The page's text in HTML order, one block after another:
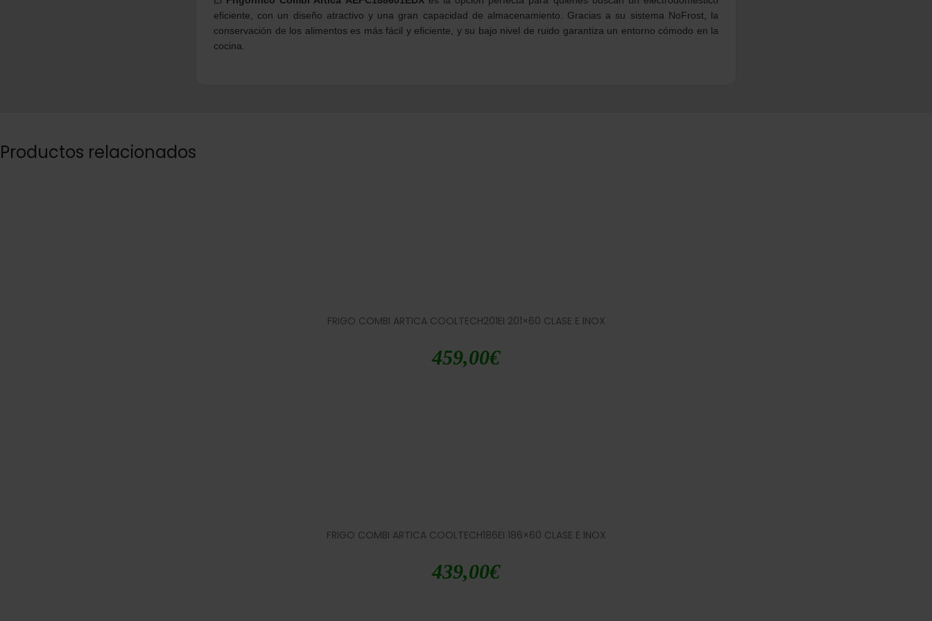
eficiente, con un diseño atractivo y una gran capacidad de almacenamiento. Gracias a su sistema NoFrost, la
conservación de los alimentos es más fácil y eficiente, y su bajo nivel de ruido garantiza un entorno cómodo en la
cocina.
Productos relacionados
FRIGO COMBI ARTICA COOLTECH201EI 201×60 CLASE E INOX
459,00€
FRIGO COMBI ARTICA COOLTECH186EI 186×60 CLASE E INOX
439,00€